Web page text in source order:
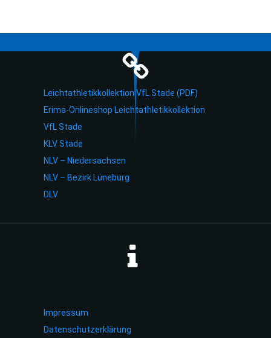
Leichtathletikkollektion VfL Stade (PDF)
Erima-Onlineshop Leichtathletikkollektion
VfL Stade
KLV Stade
NLV – Niedersachsen
NLV – Bezirk Lüneburg
DLV
Impressum
Datenschutzerklärung